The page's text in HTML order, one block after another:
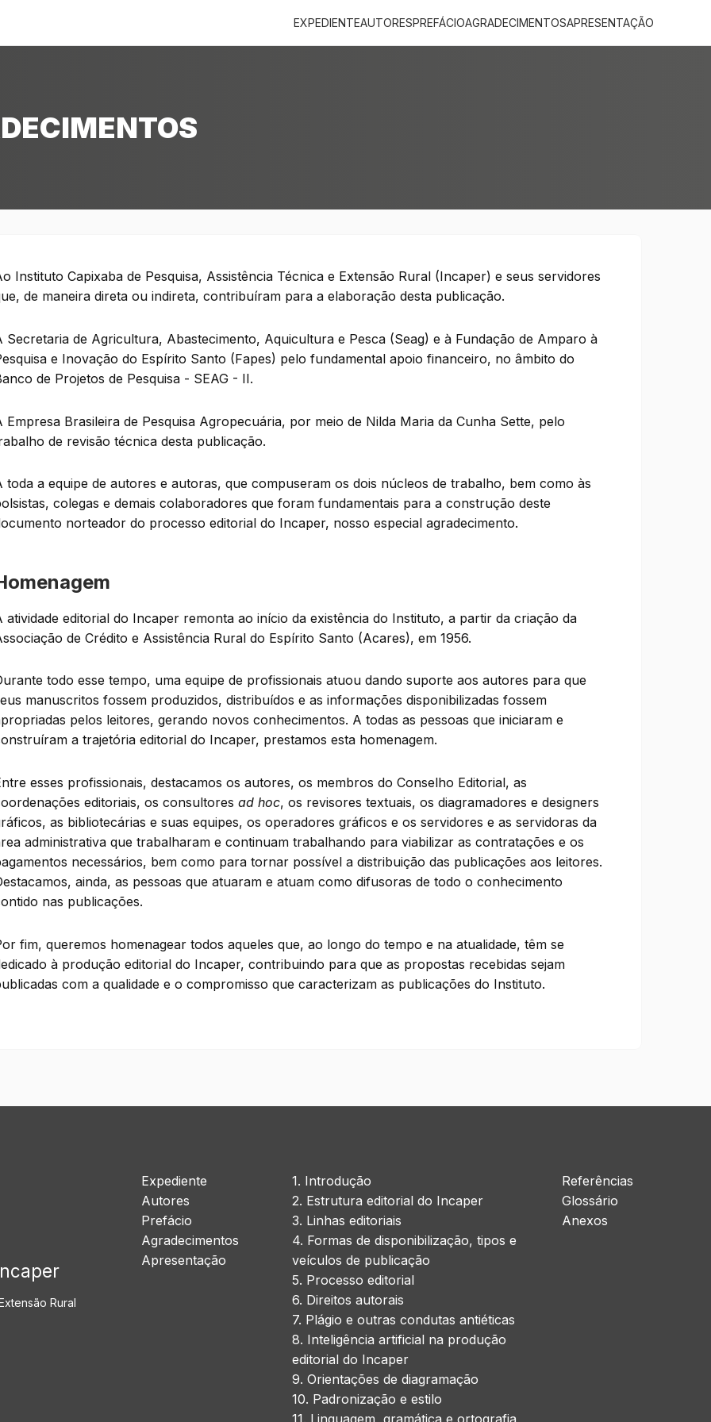
EXPEDIENTEAUTORESPREFÁCIOAGRADECIMENTOSAPRESENTAÇÃO
Instituto Capixaba de Pesquisa, Assistência Técnica e Extensão Rural (Incaper) e seus servidores
de maneira direta ou indireta, contribuíram para a elaboração desta publicação.
Secretaria de Agricultura, Abastecimento, Aquicultura e Pesca (Seag) e à Fundação de Amparo à
e Inovação do Espírito Santo (Fapes) pelo fundamental apoio financeiro, no âmbito do
de Projetos de Pesquisa - SEAG - II.
Empresa Brasileira de Pesquisa Agropecuária, por meio de Nilda Maria da Cunha Sette, pelo
de revisão técnica desta publicação.
toda a equipe de autores e autoras, que compuseram os dois núcleos de trabalho, bem como às
colegas e demais colaboradores que foram fundamentais para a construção deste
norteador do processo editorial do Incaper, nosso especial agradecimento.
atividade editorial do Incaper remonta ao início da existência do Instituto, a partir da criação da
de Crédito e Assistência Rural do Espírito Santo (Acares), em 1956.
todo esse tempo, uma equipe de profissionais atuou dando suporte aos autores para que
manuscritos fossem produzidos, distribuídos e as informações disponibilizadas fossem
pelos leitores, gerando novos conhecimentos. A todas as pessoas que iniciaram e
a trajetória editorial do Incaper, prestamos esta homenagem.
esses profissionais, destacamos os autores, os membros do Conselho Editorial, as
editoriais, os consultores ad hoc, os revisores textuais, os diagramadores e designers
as bibliotecárias e suas equipes, os operadores gráficos e os servidores e as servidoras da
administrativa que trabalharam e continuam trabalhando para viabilizar as contratações e os
necessários, bem como para tornar possível a distribuição das publicações aos leitores.
ainda, as pessoas que atuaram e atuam como difusoras de todo o conhecimento
nas publicações.
fim, queremos homenagear todos aqueles que, ao longo do tempo e na atualidade, têm se
à produção editorial do Incaper, contribuindo para que as propostas recebidas sejam
com a qualidade e o compromisso que caracterizam as publicações do Instituto.
Rural
Expediente
Autores
Prefácio
Agradecimentos
Apresentação
1. Introdução
2. Estrutura editorial do Incaper
3. Linhas editoriais
4. Formas de disponibilização, tipos e
veículos de publicação
5. Processo editorial
6. Direitos autorais
7. Plágio e outras condutas antiéticas
8. Inteligência artificial na produção
editorial do Incaper
9. Orientações de diagramação
10. Padronização e estilo
11. Linguagem, gramática e ortografia
Referências
Glossário
Anexos